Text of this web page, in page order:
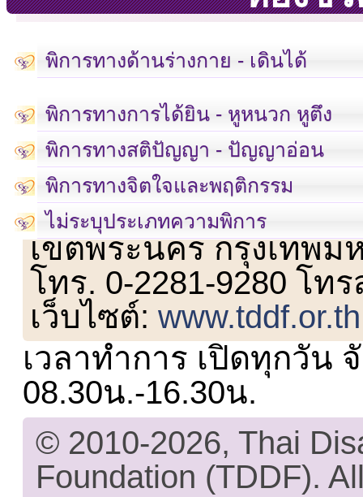
พิการทางด้านร่างกาย - เดินได้
พิการทางการได้ยิน - หูหนวก หูตึง
พิการทางสติปัญญา - ปัญญาอ่อน
พิการทางจิตใจและพฤติกรรม
ไม่ระบุประเภทความพิการ
เลขที่ 23 ชั้น 2 ถนนวิ
เขตพระนคร กรุงเทพม
โทร. 0-2281-9280 โท
เว็บไซต์:www.tddf.or.th
เวลาทำการ เปิดทุกวัน
08.30น.-16.30น.
© 2010-2026, Thai
Foundation (TDDF).